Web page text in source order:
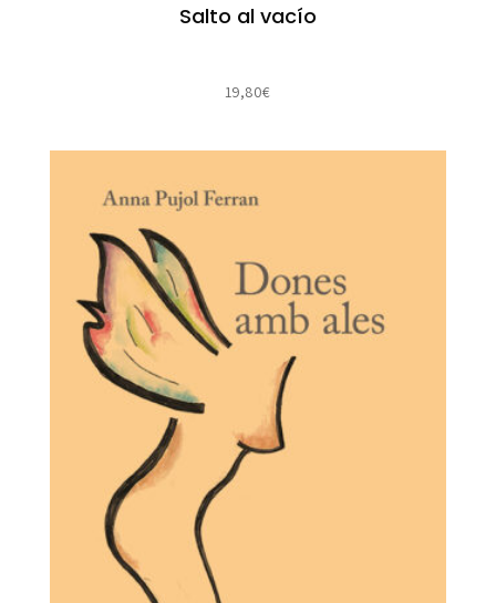
Salto al vacío
19,80€